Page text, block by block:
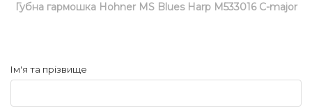
Губна гармошка Hohner MS Blues Harp M533016 C-major
Ім'я та прізвище